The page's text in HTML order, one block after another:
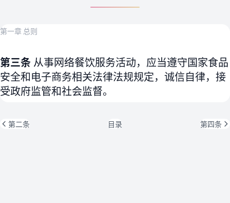
第一章 总则
第三条 从事网络餐饮服务活动，应当遵守国家食品
安全和电子商务相关法律法规规定，诚信自律，接
受政府监管和社会监督。
第二条 目录 第四条